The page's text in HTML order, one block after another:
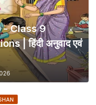
- Class 9
| हिंदी अनुवाद एवं